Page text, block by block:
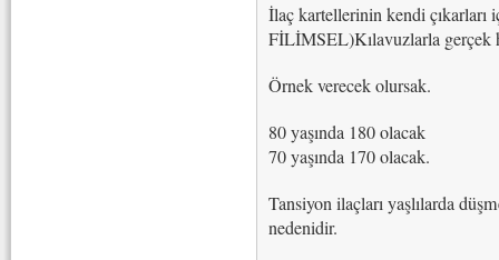
İlaç kartellerinin kendi çıkarları
FİLİMSEL)Kılavuzlarla
Örnek verecek olursak.
80 yaşında 180 olacak
70 yaşında 170 olacak.
Tansiyon ilaçları yaşlılarda
nedenidir.